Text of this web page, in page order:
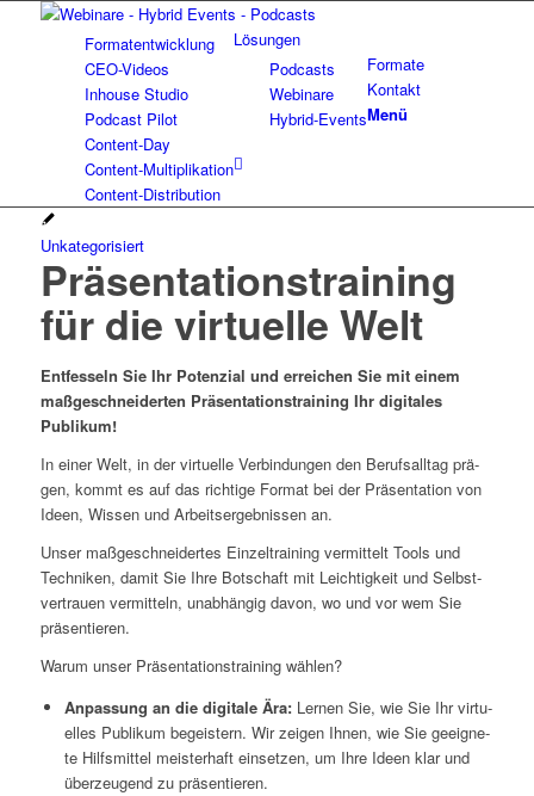
Lösun­gen
For­ma­t­ent­wick­lung
CEO-Vide­os
Inhouse Stu­dio
Pod­cast Pilot
Con­­tent-Day
Con­tent-Mul­ti­pli­ka­ti­on
Con­tent-Dis­tri­bu­ti­on
For­ma­te
Pod­casts
Web­i­na­re
Hybrid-Events
Kon­takt
Menü
Unkategorisiert
Prä­sen­ta­ti­ons­trai­ning
für die vir­tu­el­le Welt
Ent­fes­seln Sie Ihr Poten­zi­al und errei­chen Sie mit einem
maß­ge­schnei­der­ten Prä­sen­ta­ti­ons­trai­ning Ihr digi­ta­les
Publikum!
In einer Welt, in der vir­tu­el­le Ver­bin­dun­gen den Berufs­all­tag prä­
gen, kommt es auf das rich­ti­ge For­mat bei der Prä­sen­ta­ti­on von
Ideen, Wis­sen und Arbeits­er­geb­nis­sen an.
Unser maß­ge­schnei­der­tes Ein­zel­trai­ning ver­mit­telt Tools und
Tech­ni­ken, damit Sie Ihre Bot­schaft mit Leich­tig­keit und Selbst­
ver­trau­en ver­mit­teln, unab­hän­gig davon, wo und vor wem Sie
präsentieren.
War­um unser Prä­sen­ta­ti­ons­trai­ning wählen?
Anpas­sung an die digi­ta­le Ära:Ler­nen Sie, wie Sie Ihr vir­tu­
el­les Publi­kum begeis­tern. Wir zei­gen Ihnen, wie Sie geeig­ne­
te Hilfs­mit­tel meis­ter­haft ein­set­zen, um Ihre Ideen klar und
über­zeu­gend zu präsentieren.